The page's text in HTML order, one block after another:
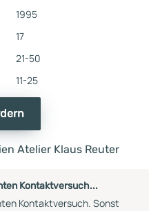
1995
17
21-50
11-25
Atelier Klaus Reuter
Kontaktversuch...
Kontaktversuch. Sonst